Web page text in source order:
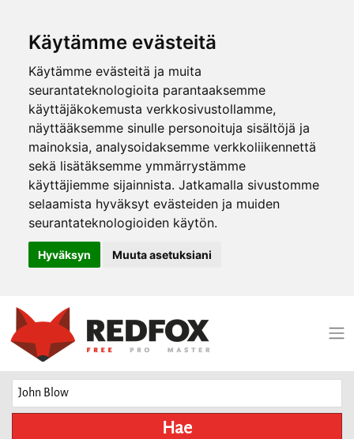
Käytämme evästeitä
Käytämme evästeitä ja muita
seurantateknologioita parantaaksemme
käyttäjäkokemusta verkkosivustollamme,
näyttääksemme sinulle personoituja sisältöjä ja
mainoksia, analysoidaksemme verkkoliikennettä
sekä lisätäksemme ymmärrystämme
käyttäjiemme sijainnista. Jatkamalla sivustomme
selaamista hyväksyt evästeiden ja muiden
seurantateknologioiden käytön.
Hyväksyn Muuta asetuksiani
Hae